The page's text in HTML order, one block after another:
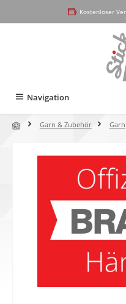
Kostenloser
Navigation
Garn & Zubehör Garn